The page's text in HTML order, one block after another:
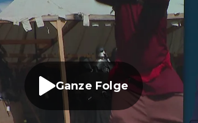
Ganze Folge